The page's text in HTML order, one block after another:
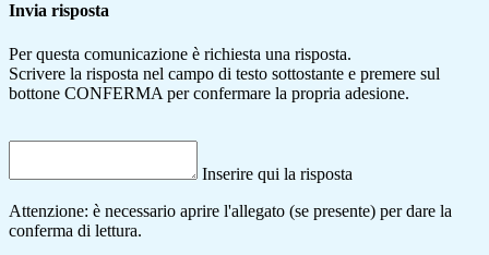
Invia risposta
Per questa comunicazione è richiesta una risposta.
Scrivere la risposta nel campo di testo sottostante e premere sul
bottone CONFERMA per confermare la propria adesione.
Inserire qui la risposta
Attenzione: è necessario aprire l'allegato (se presente) per dare la
conferma di lettura.